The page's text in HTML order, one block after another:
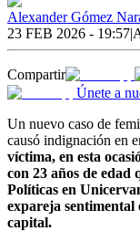
Alexander Gómez
23 FEB 2026 - 19:57|
Compartir
Únete a
Un nuevo caso de
causó indignación en
víctima, en esta
con 23 años de edad
Políticas en
expareja sentimental
capital.